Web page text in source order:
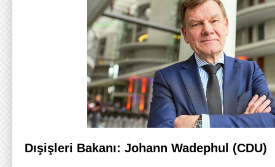
Dışişleri Bakanı: Johann Wadephul (CDU)